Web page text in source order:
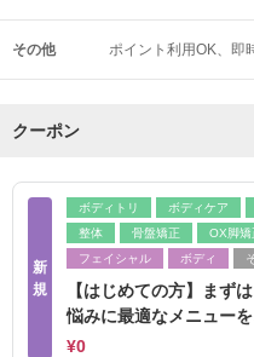
その他 ポイント利用OK 即
クーポン
新
規
ボディトリ ボディケア
整体
骨盤矯正 OX脚矯
フェイシャル
ボディ
【はじめての方】まず
悩みに最適なメニュー
¥0